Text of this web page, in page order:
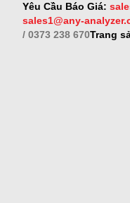
Yêu Cầu Báo Giá:
sales1@any-
/ 0373 238 670Trang